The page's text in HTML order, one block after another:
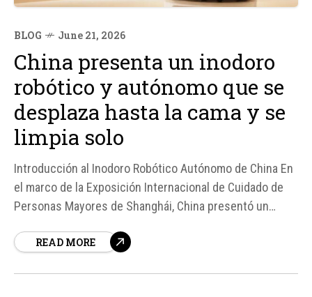
BLOG June 21, 2026
China presenta un inodoro
robótico y autónomo que se
desplaza hasta la cama y se
limpia solo
Introducción al Inodoro Robótico Autónomo de China En
el marco de la Exposición Internacional de Cuidado de
Personas Mayores de Shanghái, China presentó un
Este dispositivo, desarrollado por la marca Yueban, está
READ MORE